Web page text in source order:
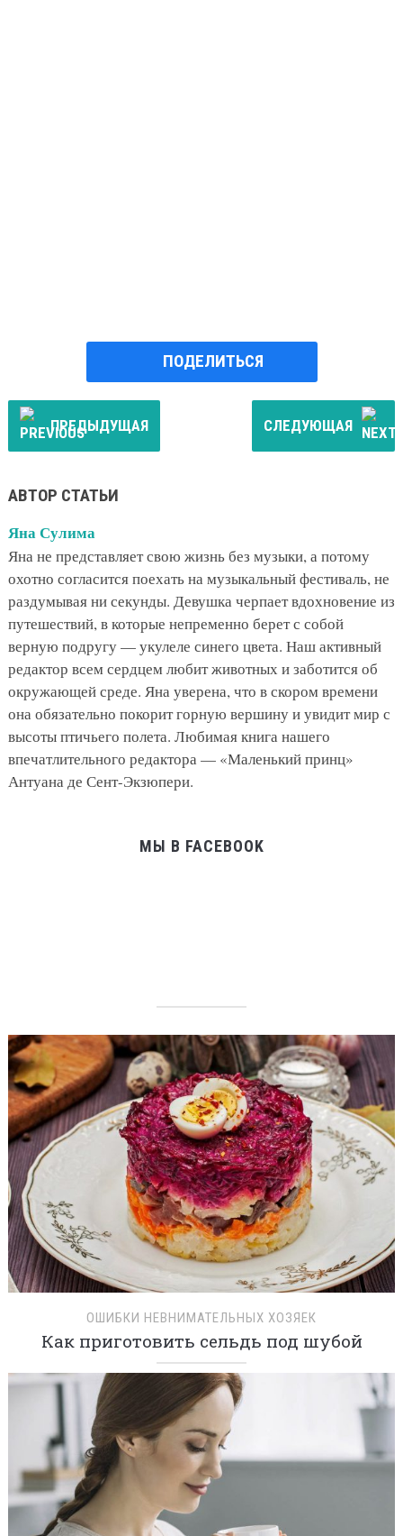
ПОДЕЛИТЬСЯ
ПРЕДЫДУЩАЯ СЛЕДУЮЩАЯ
АВТОР СТАТЬИ
Яна Сулима
Яна не представляет свою жизнь без музыки, а потому
охотно согласится поехать на музыкальный фестиваль, не
раздумывая ни секунды. Девушка черпает вдохновение из
путешествий, в которые непременно берет с собой
верную подругу — укулеле синего цвета. Наш активный
редактор всем сердцем любит животных и заботится об
окружающей среде. Яна уверена, что в скором времени
она обязательно покорит горную вершину и увидит мир с
высоты птичьего полета. Любимая книга нашего
впечатлительного редактора — «Маленький принц»
Антуана де Сент-Экзюпери.
МЫ В FACEBOOK
ОШИБКИ НЕВНИМАТЕЛЬНЫХ ХОЗЯЕК
Как приготовить сельдь под шубой